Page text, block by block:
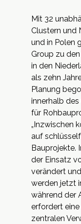
Mit 32
Clustern und
und in Polen
Group zu
in den
als zehn
Planung
innerhalb
für
„Inzwischen
auf
Bauprojekte.
der Einsatz
verändert
werden jetzt
während der
erfordert
zentralen